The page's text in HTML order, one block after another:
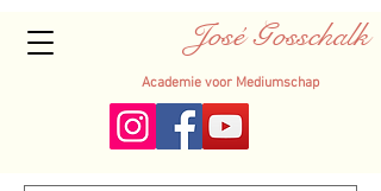
José Gosschalk
Academie voor Mediumschap